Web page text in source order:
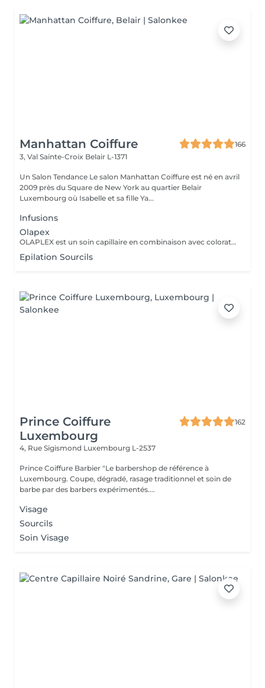
Manhattan Coiffure
166
3, Val Sainte-Croix Belair L-1371
Un Salon Tendance Le salon Manhattan Coiffure est né en avril
2009 près du Square de New York au quartier Belair
Luxembourg où Isabelle et sa fille Ya...
Infusions
Olapex
OLAPLEX est un soin capillaire en combinaison avec coloration ou mêches et qui protège vos cheveux pendant et après votre passage chez Manhattan Coiffure
Epilation Sourcils
Prince Coiffure
Luxembourg
162
4, Rue Sigismond Luxembourg L-2537
Prince Coiffure Barbier "Le barbershop de référence à
Luxembourg. Coupe, dégradé, rasage traditionnel et soin de
barbe par des barbers expérimentés....
Visage
Sourcils
Soin Visage